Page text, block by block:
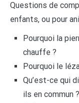
Questions de
enfants, ou pour
Pourquoi la
chauffe ?
Pourquoi le
Qu’est-ce qui
ils en commun ?